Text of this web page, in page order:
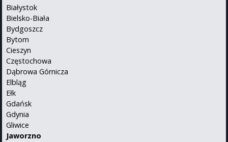
Białystok
Bielsko-Biała
Bydgoszcz
Bytom
Cieszyn
Częstochowa
Dąbrowa Górnicza
Elbląg
Ełk
Gdańsk
Gdynia
Gliwice
Jaworzno